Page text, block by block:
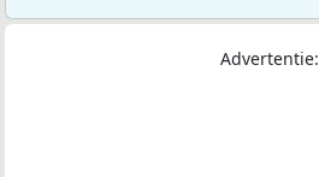
Advertentie: